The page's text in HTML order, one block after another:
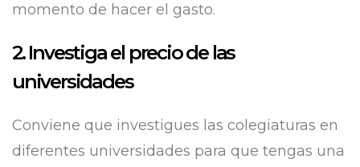
momento de hacer el gasto.
2. Investiga el precio de las
universidades
Conviene que investigues las colegiaturas en
diferentes universidades para que tengas una